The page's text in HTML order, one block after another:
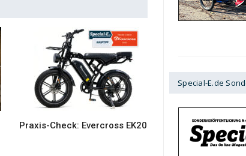
Praxis-Check: Evercross EK20
Special-E.de